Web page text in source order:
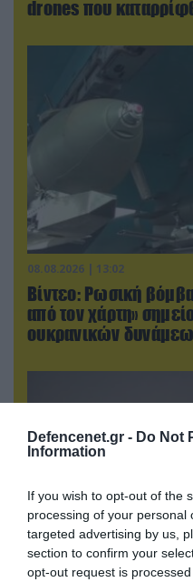
Defencenet.gr - Do Not
Information
If you wish to opt-out of the
processing of your personal
targeted advertising by us,
section to confirm your
opt-out request is
drones που
08.08.2026 | 13:02
Βίντεο: Ρωσική
από τον χάρτη»
ουκρανικών